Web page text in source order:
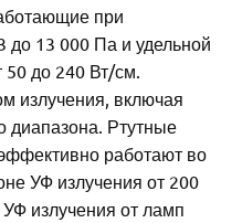
при
до 13 000 Па и удельной
до 240 Вт/см.
излучения, включая
диапазона. Ртутные
работают во
УФ излучения от 200
излучения от ламп